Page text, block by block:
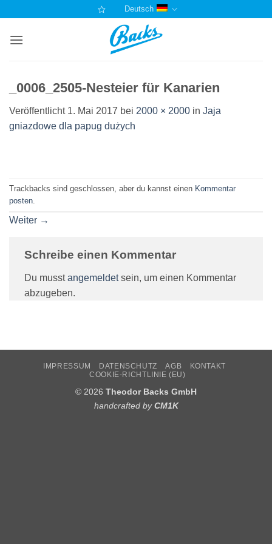
springen
Deutsch
_0006_2505-Nesteier für Kanarien
Veröffentlicht 1. Mai 2017 bei 2000 × 2000 in Jaja
gniazdowe dla papug dużych
Trackbacks sind geschlossen, aber du kannst einen Kommentar
posten
Weiter →
Schreibe einen Kommentar
Du musstangemeldetsein, um einen Kommentar
abzugeben.
IMPRESSUM DATENSCHUTZ AGB
KONTAKT
COOKIE-RICHTLINIE (EU)
© 2026 Theodor Backs GmbH
handcrafted byCM1K